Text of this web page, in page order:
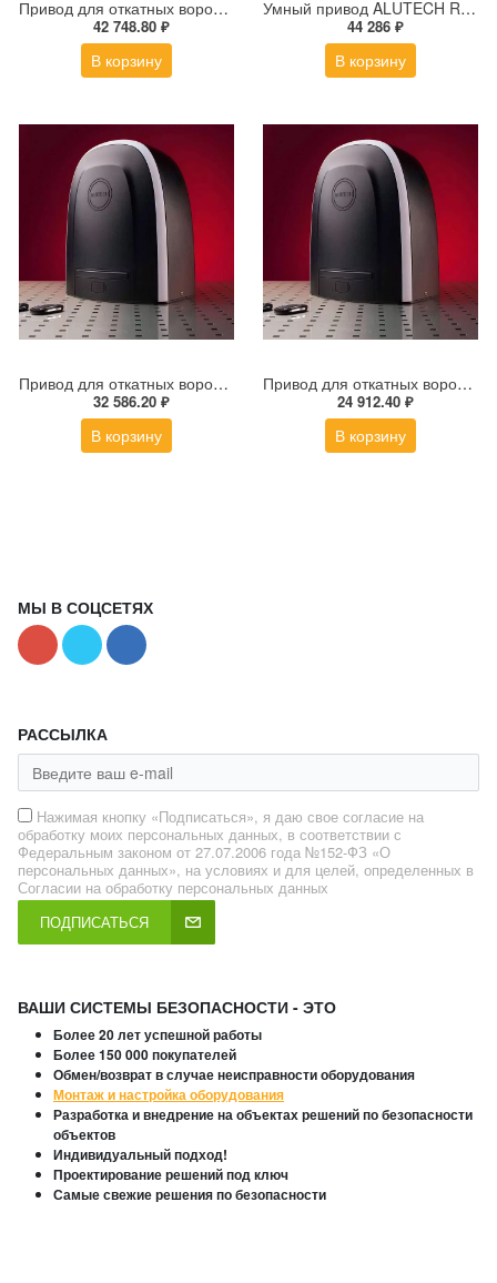
Привод для откатных ворот ALUTECH ROTEO RTО-2000MKIT
42 748.80 ₽
В корзину
Умный привод ALUTECH RDC-600MKIT-Sm + модуль Wi-fi
44 286 ₽
В корзину
Привод для откатных ворот ALUTECH ROTEO RTО-1000MKIT
32 586.20 ₽
В корзину
Привод для откатных ворот ALUTECH ROTEO RTO-500KIT
24 912.40 ₽
В корзину
МЫ В СОЦСЕТЯХ
РАССЫЛКА
Нажимая кнопку «Подписаться», я даю свое согласие на
обработку моих персональных данных, в соответствии с
Федеральным законом от 27.07.2006 года №152-ФЗ «О
персональных данных», на условиях и для целей, определенных в
Согласии на обработку персональных данных
ПОДПИСАТЬСЯ
ВАШИ СИСТЕМЫ БЕЗОПАСНОСТИ - ЭТО
Более 20 лет успешной работы
Более 150 000 покупателей
Обмен/возврат в случае неисправности оборудования
Монтаж и настройка оборудования
Разработка и внедрение на объектах решений по безопасности
объектов
Индивидуальный подход!
Проектирование решений под ключ
Самые свежие решения по безопасности